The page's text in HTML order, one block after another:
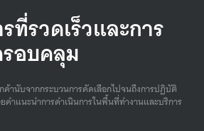
ที่รวดเร็วและการ
อบคลุม
ค้านับจากกระบวนการคัดเลือกไปจนถึงการปฏิบัติ
คําแนะนําการดําเนินการในพื้นที่ทํางานและบริการ